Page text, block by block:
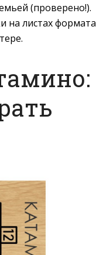
(проверено!).
на листах формата